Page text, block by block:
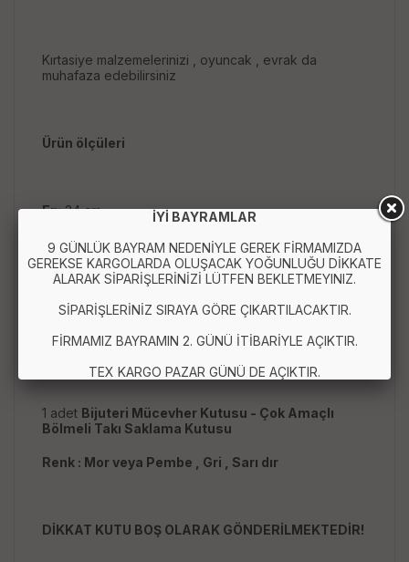
Kırtasiye malzemelerinizi , oyuncak , evrak da
muhafaza edebilirsiniz
Ürün ölçüleri
En: 24 cm
Boy: 24 cm
Çap : 11 cm
Paket içeriği
1 adet Bijuteri Mücevher Kutusu - Çok Amaçlı
Bölmeli Takı Saklama Kutusu
Renk : Mor veya Pembe , Gri , Sarı dır
DİKKAT KUTU BOŞ OLARAK GÖNDERİLMEKTEDİR!
İYİ BAYRAMLAR
9 GÜNLÜK BAYRAM NEDENİYLE GEREK FİRMAMIZDA
GEREKSE KARGOLARDA OLUŞACAK YOĞUNLUĞU DİKKATE
ALARAK SİPARİŞLERİNİZİ LÜTFEN BEKLETMEYINIZ.
SİPARİŞLERİNİZ SIRAYA GÖRE ÇIKARTILACAKTIR.
FİRMAMIZ BAYRAMIN 2. GÜNÜ İTİBARİYLE AÇIKTIR.
TEX KARGO PAZAR GÜNÜ DE AÇIKTIR.